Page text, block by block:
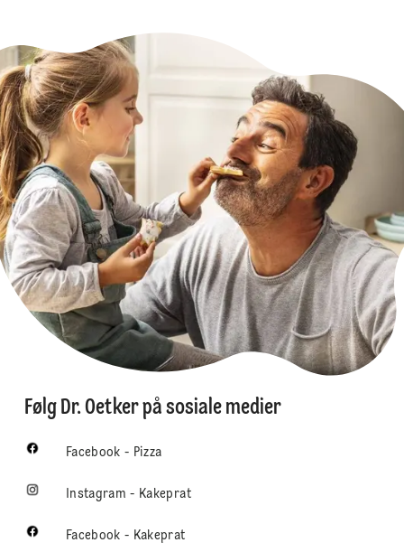
Følg Dr. Oetker på sosiale medier
Facebook - Pizza
Instagram - Kakeprat
Facebook - Kakeprat